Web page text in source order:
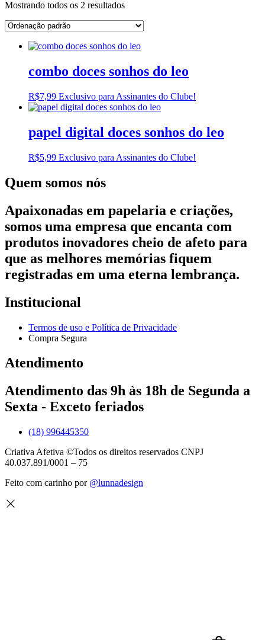
Mostrando todos os 2 resultados
combo doces sonhos do leo
R$7,99 Exclusivo para Assinantes do Clube!
papel digital doces sonhos do leo
R$5,99 Exclusivo para Assinantes do Clube!
Quem somos nós
Apaixonadas em papelaria e criações,
somos uma empresa que encanta com
produtos inovadores cheio de afeto para
que as melhores memórias fiquem
registradas em uma eterna lembrança.
Institucional
Termos de uso e Política de Privacidade
Compra Segura
Atendimento
Atendimento das 9h às 18h de Segunda a
Sexta - Exceto feriados
(18) 996445350
Criativa Afetiva ©Todos os direitos reservados CNPJ
40.037.891/0001 – 75
Feito com carinho por @lunnadesign